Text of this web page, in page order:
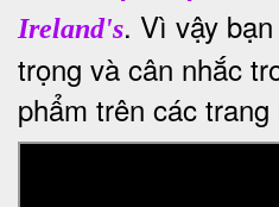
Ireland's. Vì vậy
trọng và cân nhắc
phẩm trên các trang